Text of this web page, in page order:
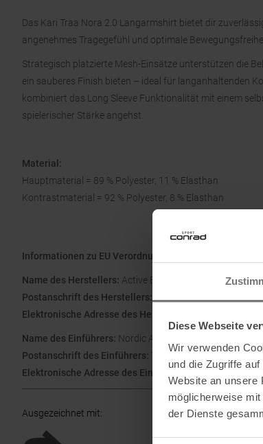
Diese Webseite
Wir verwenden
und die Zugriffe
Website an unsere
möglicherweise
der Dienste
Das Kari Traa Nora 2.0 Langarmshirt bietet dir
angenehmes Tragegefühl und optimale
Strategisch platzierte Mesh-Einsätze unterstützen die
ein sauberes Finish bieten – ideal für langanhaltenden
kombiniert das Long Sleeve Funktionalität mit einem
spielerischer Stärke angehst.
Material:
Hauptmaterial = 89 % Polyester, 11 % Elasthan
Kontrastmaterial = 92 % Polyester, 8 % Elasthan
Informationen zu EU Verordnung GPSR
Name des Herstellers: Active Brands AS
Postanschrift des Herstellers:
Elektronische Adresse des Herstellers:
Name des Einführers: Nordic Active Brands Aktiebolag
Postanschrift des Einführers: Torsatan 5B , 41104
Elektronische Adresse des Einführers:
Ausgezeichnet mit: